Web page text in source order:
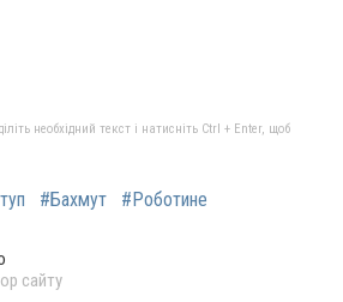
необхідний текст і натисніть Ctrl + Enter, щоб
#Бахмут #Роботине
сайту